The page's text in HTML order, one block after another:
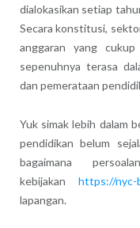
dialokasikan setiap
Secara konstitusi,
anggaran yang
sepenuhnya terasa
dan pemerataan
Yuk simak lebih dalam
pendidikan belum
bagaimana
kebijakan https://nyc-
lapangan.